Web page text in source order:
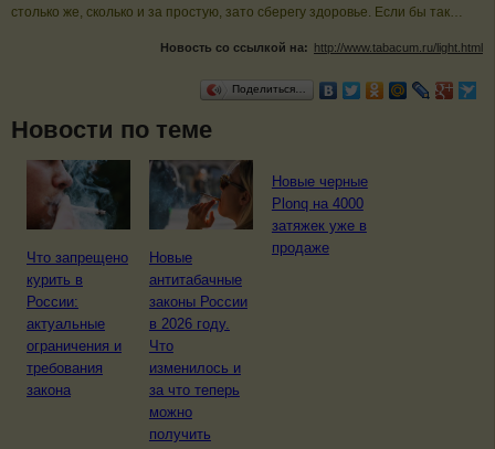
столько же, сколько и за простую, зато сберегу здоровье. Если бы так…
Новость со ссылкой на: http://www.tabacum.ru/light.html
Поделиться…
Новости по теме
Что запрещено
курить в
России:
актуальные
ограничения и
требования
закона
Новые
антитабачные
законы России
в 2026 году.
Что
изменилось и
за что теперь
можно
получить
Новые черные
Plonq на 4000
затяжек уже в
продаже